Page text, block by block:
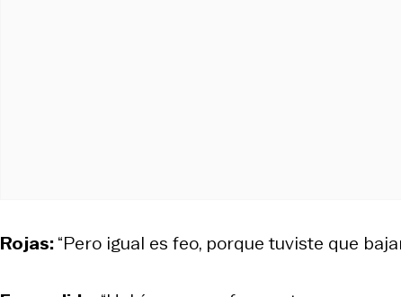
Rojas:“Pero igual es feo, porque tuviste que